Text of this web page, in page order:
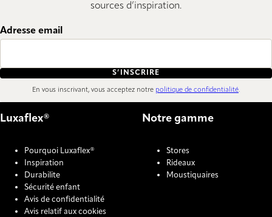
sources d’inspiration.
Adresse email
S’INSCRIRE
En vous inscrivant, vous acceptez notre politique de confidentialité.
Luxaflex®
Pourquoi Luxaflex®
Inspiration
Durabilite
Sécurité enfant
Avis de confidentialité
Avis relatif aux cookies
Notre gamme
Stores
Rideaux
Moustiquaires